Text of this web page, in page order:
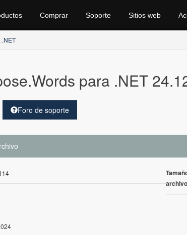
Comprar Soporte Sitios web
.NET
para .NET
Foro de soporte